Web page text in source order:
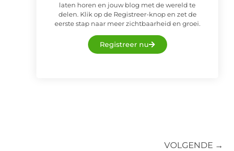
laten horen en jouw blog met de wereld te
delen. Klik op de Registreer-knop en zet de
eerste stap naar meer zichtbaarheid en groei.
Registreer nu
VOLGENDE →